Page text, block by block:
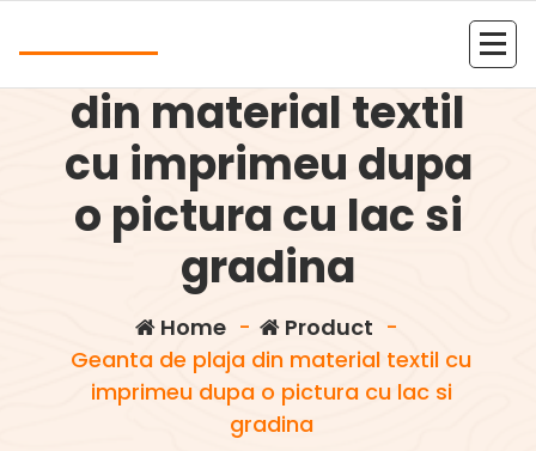
Geanta de plaja
din material textil
cu imprimeu dupa
o pictura cu lac si
gradina
Home- Product -
Geanta de plaja din material textil cu
imprimeu dupa o pictura cu lac si
gradina